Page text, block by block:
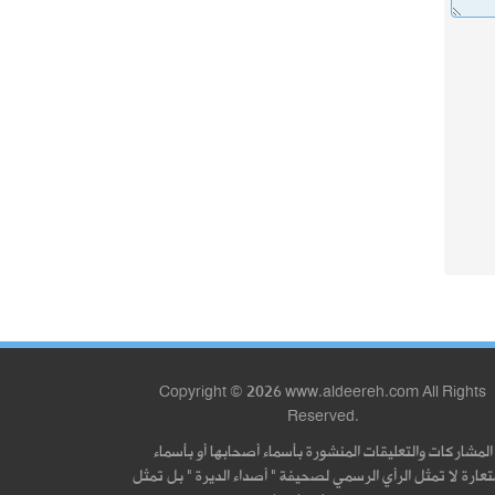
Copyright © 2026 www.aldeereh.com All Rights
Reserved.
المشاركات والتعليقات المنشورة بأسماء أصحابها أو بأسماء
لا تمثل الرأي الرسمي لصحيفة " أصداء الديرة " بل تمثل